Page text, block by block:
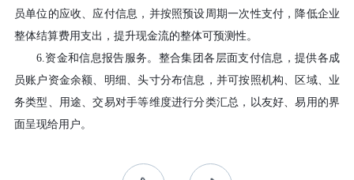
员单位的应收、应付信息，并按照预设周期一次性支付，降低企业
整体结算费用支出，提升现金流的整体可预测性。
6.资金和信息报告服务。整合集团各层面支付信息，提供各成
员账户资金余额、明细、头寸分布信息，并可按照机构、区域、业
务类型、用途、交易对手等维度进行分类汇总，以友好、易用的界
面呈现给用户。